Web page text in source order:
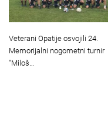
Veterani Opatije osvojili 24.
Memorijalni nogometni turnir
"Miloš…